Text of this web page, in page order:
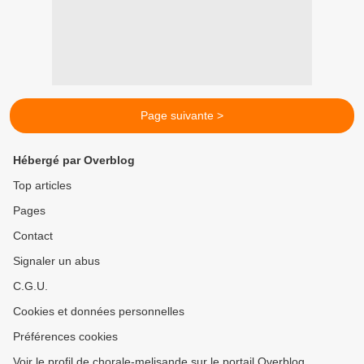
Page suivante >
Hébergé par Overblog
Top articles
Pages
Contact
Signaler un abus
C.G.U.
Cookies et données personnelles
Préférences cookies